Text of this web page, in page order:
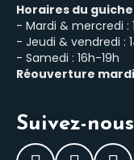
Horaires du
- Mardi & mercredi :
- Jeudi & vendredi :
- Samedi : 16h-19h
Réouverture
Suivez-nous